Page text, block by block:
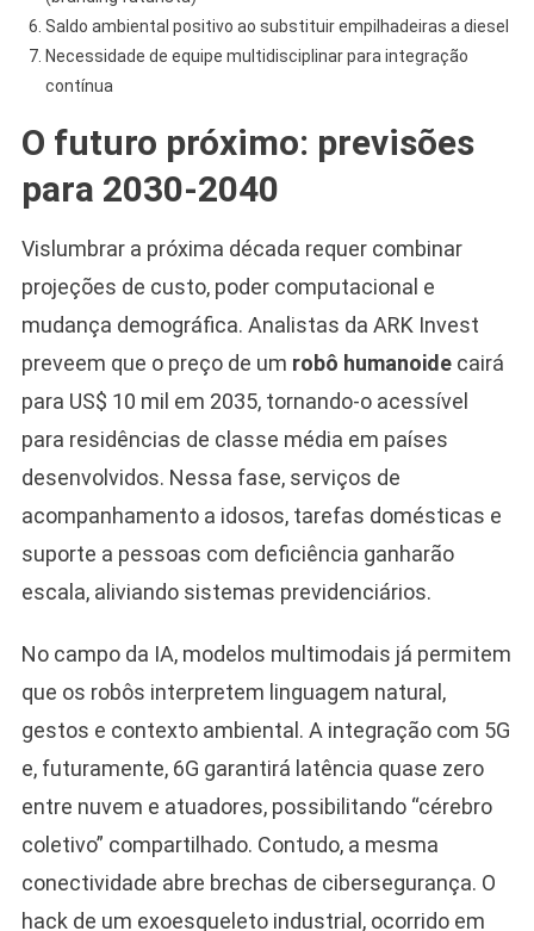
Saldo ambiental positivo ao substituir empilhadeiras a diesel
Necessidade de equipe multidisciplinar para integração
contínua
O futuro próximo: previsões
para 2030-2040
Vislumbrar a próxima década requer combinar
projeções de custo, poder computacional e
mudança demográfica. Analistas da ARK Invest
preveem que o preço de um robô humanoidecairá
para US$ 10 mil em 2035, tornando-o acessível
para residências de classe média em países
desenvolvidos. Nessa fase, serviços de
acompanhamento a idosos, tarefas domésticas e
suporte a pessoas com deficiência ganharão
escala, aliviando sistemas previdenciários.
No campo da IA, modelos multimodais já permitem
que os robôs interpretem linguagem natural,
gestos e contexto ambiental. A integração com 5G
e, futuramente, 6G garantirá latência quase zero
entre nuvem e atuadores, possibilitando “cérebro
coletivo” compartilhado. Contudo, a mesma
conectividade abre brechas de cibersegurança. O
hack de um exoesqueleto industrial, ocorrido em